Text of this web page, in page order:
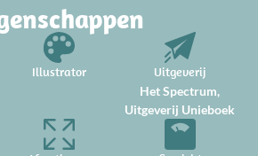
Illustrator Uitgeverij
Het Spectrum,
Uitgeverij Unieboek